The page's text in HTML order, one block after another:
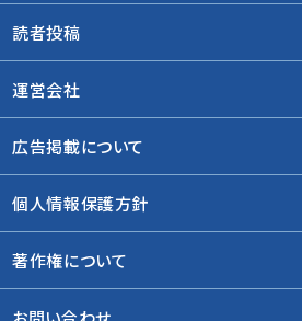
読者投稿
運営会社
広告掲載について
個人情報保護方針
著作権について